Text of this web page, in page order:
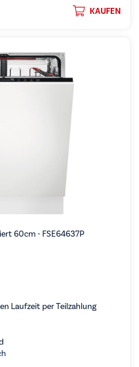
KAUFEN
60cm - FSE64637P
Laufzeit per Teilzahlung